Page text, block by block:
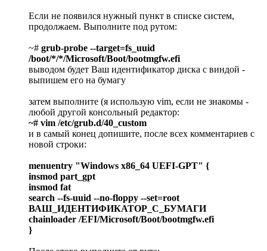
Если не появился нужный пункт в списке систем,
продолжаем. Выполните под рутом:
~# grub-probe --target=fs_uuid
/boot/*/*/Microsoft/Boot/bootmgfw.efi
выводом будет Ваш идентификатор диска с виндой -
выпишем его на бумагу
затем выполните (я использую vim, если не знакомы -
любой другой консольный редактор:
~# vim /etc/grub.d/40_custom
и в самый конец допишите, после всех комментариев с
новой строки:
menuentry "Windows x86_64 UEFI-GPT" {
insmod part_gpt
insmod fat
search --fs-uuid --no-floppy --set=root
ВАШ_ИДЕНТИФИКАТОР_С_БУМАГИ
chainloader /EFI/Microsoft/Boot/bootmgfw.efi
}